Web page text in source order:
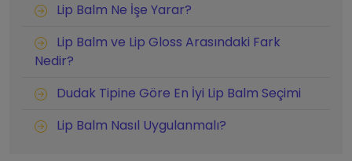
Lip Balm Ne İşe Yarar?
Lip Balm ve Lip Gloss Arasındaki Fark
Nedir?
Dudak Tipine Göre En İyi Lip Balm Seçimi
Lip Balm Nasıl Uygulanmalı?